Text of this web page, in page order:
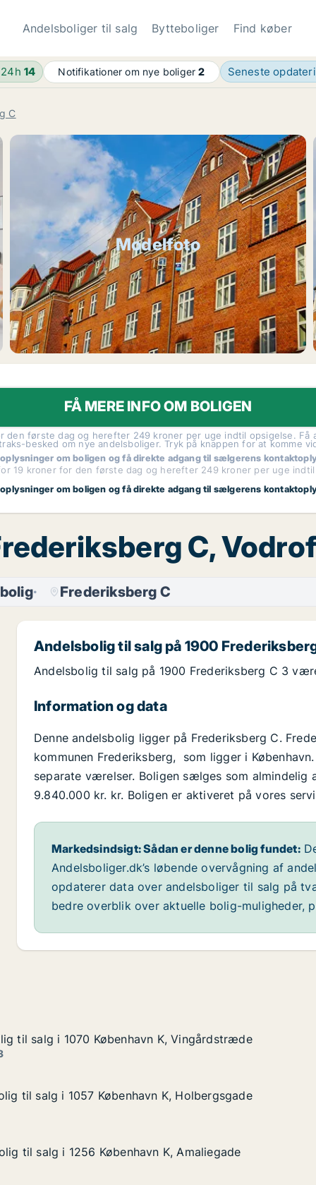
Andelsboliger til salg Bytteboliger Find køber
24h14 Notifikationer om nye boliger2 Seneste
C
Modelfoto
FÅ MERE INFO OM BOLIGEN
den første dag og herefter 249 kroner per uge indtil opsigelse.
besked om nye andelsboliger. Tryk på knappen for at komme
oplysninger om boligen og få direkte adgang til sælgerens
19 kroner for den første dag og herefter 249 kroner per uge
oplysninger om boligen og få direkte adgang til sælgerens
C,
Frederiksberg C
Andelsbolig til salg på 1900
Andelsbolig til salg på 1900 Frederiksberg C 3
Information og data
Denne andelsbolig ligger på Frederiksberg C.
kommunen Frederiksberg, som ligger i
separate værelser. Boligen sælges som almindelig
9.840.000 kr. kr. Boligen er aktiveret på vores
Markedsindsigt: Sådan er denne bolig fundet:
Andelsboliger.dk’s løbende overvågning af
opdaterer data over andelsboliger til salg på
bedre overblik over aktuelle bolig-muligheder,
Vingårdstræde
København K, Vingårdstræde
til salg i 1070 København K, Vingårdstræde
til salg i 1070 København K, Vingårdstræde
Holbergsgade
1057 København K, Holbergsgade
til salg i 1057 København K, Holbergsgade
til salg i 1057 København K, Holbergsgade
K, Amaliegade
1256 København K, Amaliegade
til salg i 1256 København K, Amaliegade
til salg i 1256 København K, Amaliegade